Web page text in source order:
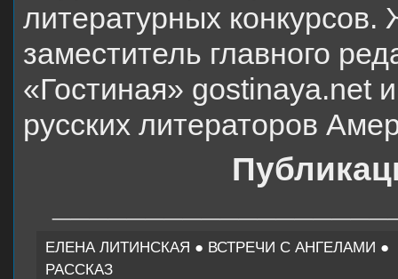
литературных
заместитель главного
«Гостиная» gostinaya.net
русских литераторов
ЕЛЕНА ЛИТИНСКАЯ ● ВСТРЕЧИ С АНГЕЛАМИ ●
РАССКАЗ